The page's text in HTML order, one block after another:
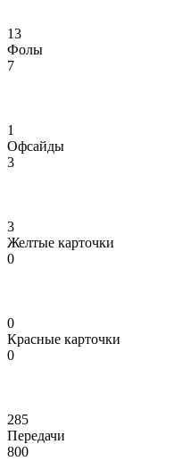
13
Фолы
7
1
Офсайды
3
3
Желтые карточки
0
0
Красные карточки
0
285
Передачи
800